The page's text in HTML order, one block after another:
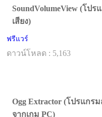
SoundVolumeView (โป
เสียง)
ฟรีแวร์
ดาวน์โหลด : 5,163
Ogg Extractor (โปรแกร
จากเกม PC)